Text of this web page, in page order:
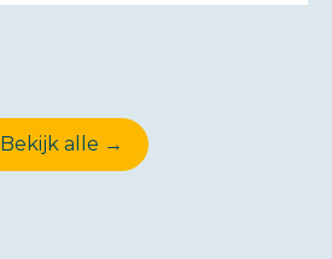
Bekijk alle →